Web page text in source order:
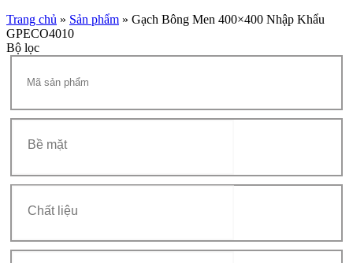
Trang chủ » Sản phẩm » Gạch Bông Men 400×400 Nhập Khẩu
GPECO4010
Bộ lọc